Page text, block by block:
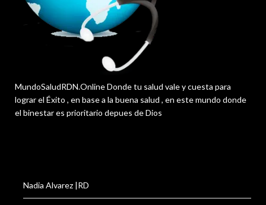
MundoSaludRDN.Online Donde tu salud vale y cuesta para
lograr el Éxito , en base a la buena salud , en este mundo donde
el binestar es prioritario depues de Dios
Nadia Alvarez |RD